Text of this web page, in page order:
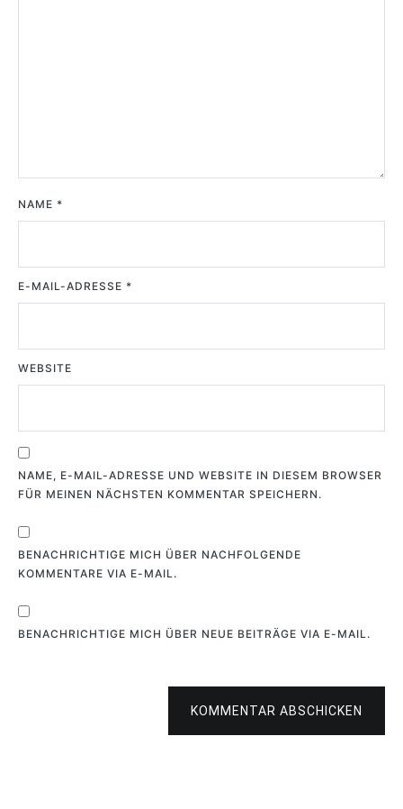
NAME *
E-MAIL-ADRESSE *
WEBSITE
NAME, E-MAIL-ADRESSE UND WEBSITE IN DIESEM BROWSER
FÜR MEINEN NÄCHSTEN KOMMENTAR SPEICHERN.
BENACHRICHTIGE MICH ÜBER NACHFOLGENDE
KOMMENTARE VIA E-MAIL.
BENACHRICHTIGE MICH ÜBER NEUE BEITRÄGE VIA E-MAIL.
KOMMENTAR ABSCHICKEN